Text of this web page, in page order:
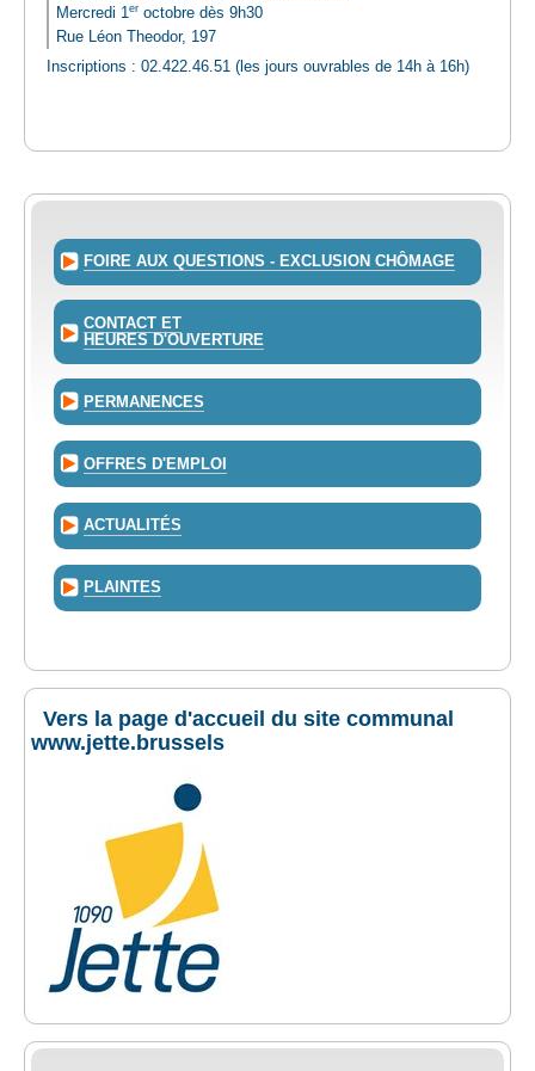
Mercredi 1er octobre dès 9h30
Rue Léon Theodor, 197
Inscriptions : 02.422.46.51 (les jours ouvrables de 14h à 16h)
FOIRE AUX QUESTIONS - EXCLUSION CHÔMAGE
CONTACT ET
HEURES D'OUVERTURE
PERMANENCES
OFFRES D'EMPLOI
ACTUALITÉS
PLAINTES
Vers la page d'accueil du site communal
www.jette.brussels